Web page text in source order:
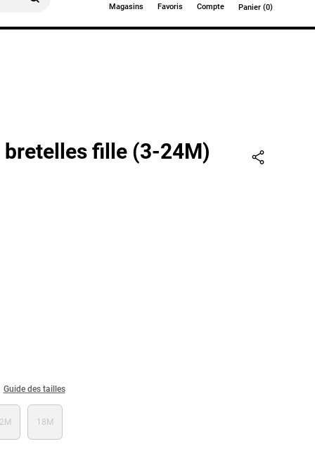
Magasins Favoris Compte Panier (0)
bretelles fille (3-24M)
Guide des tailles
18M